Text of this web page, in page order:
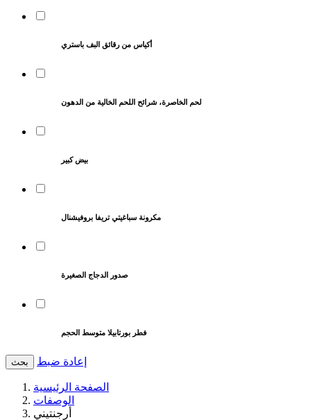
أكياس من رقائق البف باستري
لحم الخاصرة، شرائح اللحم الخالية من الدهون
بيض كبير
مكرونة سباغيتي تريفا بروفيشنال
صدور الدجاج الصغيرة
فطر بورتابيلا متوسط الحجم
بحث إعادة ضبط
الصفحة الرئيسية
الوصفات
أرجنتيني